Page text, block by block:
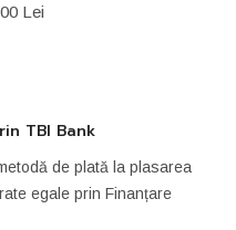
Lei
TBI Bank
de plată la plasarea
egale prin Finanțare